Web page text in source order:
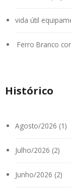
vida útil
Ferro Branco
Histórico
Agosto/2026 (1)
Julho/2026 (2)
Junho/2026 (2)